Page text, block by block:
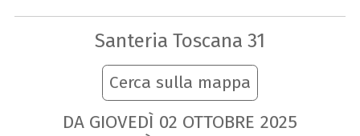
Santeria Toscana 31
Cerca sulla mappa
DA GIOVEDÌ 02 OTTOBRE 2025